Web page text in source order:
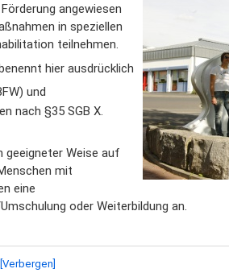
angewiesen
in speziellen
teilnehmen.
hier ausdrücklich
und
nach §35 SGB X.
geeigneter Weise auf
mit
eine
oder Weiterbildung an.
[Verbergen]